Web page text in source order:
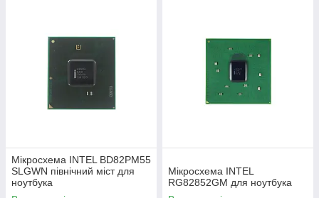
Мікросхема INTEL BD82PM55
SLGWN північний міст для
ноутбука
Мікросхема INTEL
RG82852GM для ноутбука